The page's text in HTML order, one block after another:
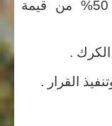
البيوت المحاذية للشارع ب- 50% من قيمة
.
القرار .